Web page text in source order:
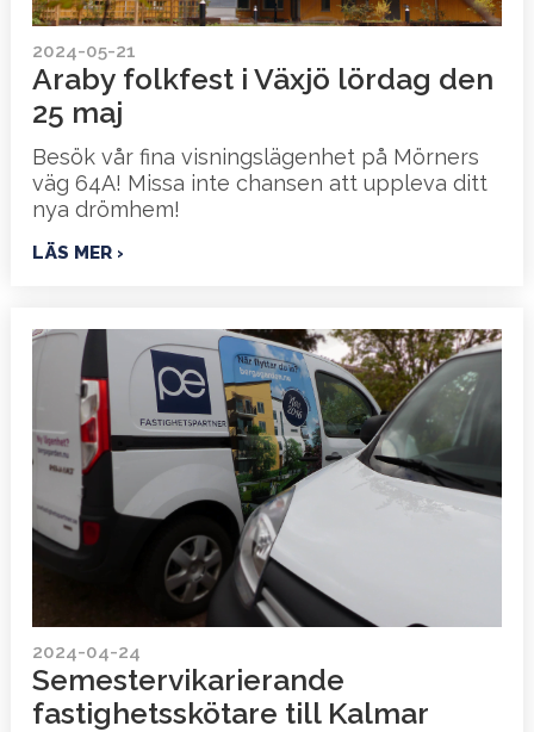
2024-05-21
Araby folkfest i Växjö lördag den
25 maj
Besök vår fina visningslägenhet på Mörners
väg 64A! Missa inte chansen att uppleva ditt
nya drömhem!
LÄS MER
2024-04-24
Semestervikarierande
fastighetsskötare till Kalmar